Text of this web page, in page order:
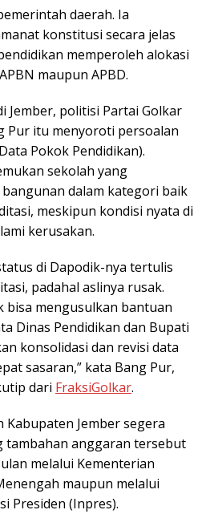
daerah. Ia
konstitusi secara jelas
memperoleh alokasi
maupun APBD.
Jember, politisi Partai Golkar
Pur itu menyoroti persoalan
Pokok Pendidikan).
sekolah yang
dalam kategori baik
meskipun kondisi nyata di
kerusakan.
di Dapodik-nya tertulis
padahal aslinya rusak.
bisa mengusulkan bantuan
Dinas Pendidikan dan Bupati
konsolidasi dan revisi data
sasaran,” kata Bang Pur,
dari FraksiGolkar.
Jember segera
tambahan anggaran tersebut
melalui Kementerian
maupun melalui
Presiden (Inpres).